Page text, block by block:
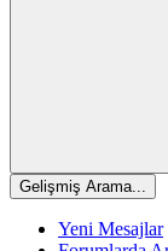
Gelişmiş Arama...
Yeni Mesajlar